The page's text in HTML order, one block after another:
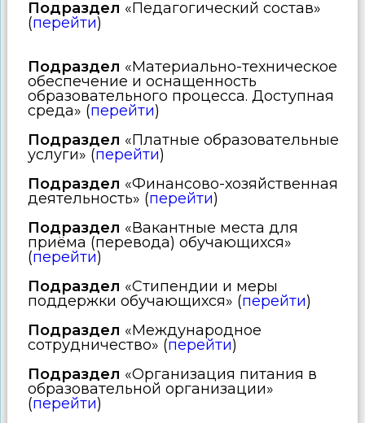
Подраздел «Педагогический состав»
(перейти)
Подраздел «Материально-техническое
обеспечение и оснащенность
образовательного процесса. Доступная
среда» (перейти)
Подраздел «Платные образовательные
услуги» (перейти)
Подраздел «Финансово-хозяйственная
деятельность» (перейти)
Подраздел «Вакантные места для
приёма (перевода) обучающихся»
(перейти)
Подраздел «Стипендии и меры
поддержки обучающихся» (перейти)
Подраздел «Международное
сотрудничество» (перейти)
Подраздел «Организация питания в
образовательной организации»
(перейти)